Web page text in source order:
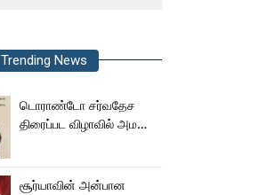
Trending News
டொராண்டோ சர்வதேச
திரைப்பட விழாவில் அமலா
சூர்யாவின் அன்பான